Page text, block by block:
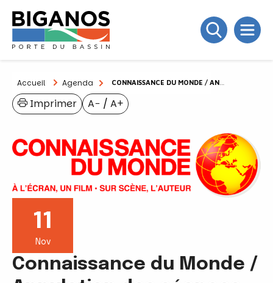
Accueil Agenda CONNAISSANCE DU MONDE / ANNULATION DES SÉANCES
A− / A+
Imprimer
11
Nov
Connaissance du Monde /